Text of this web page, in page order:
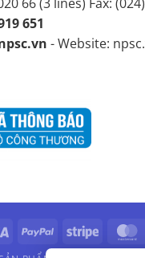
66 (3 lines) Fax:
651
- Website:
Visa PayPal Stripe